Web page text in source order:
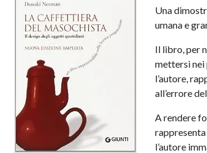
Una
umana e
Il libro, per
mettersi nei
l’autore,
all’errore
A rendere
l’autore